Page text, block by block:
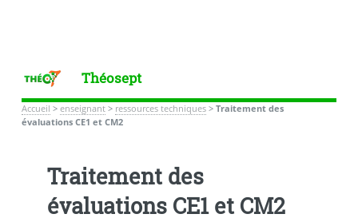
Théosept
Accueil > enseignant> ressources techniques> Traitement des
évaluations CE1 et CM2
Traitement des
évaluations CE1 et CM2